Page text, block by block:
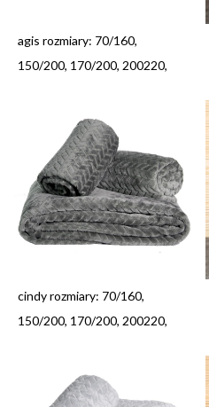
agis rozmiary: 70/160,
150/200, 170/200, 200220,
cindy rozmiary: 70/160,
150/200, 170/200, 200220,